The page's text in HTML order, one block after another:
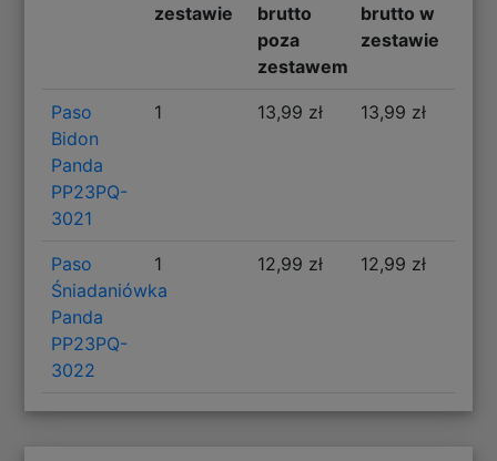
zestawie
brutto
poza
zestawem
brutto w
zestawie
Paso
Bidon
Panda
PP23PQ-
3021
1 13,99 zł 13,99 zł
Paso
Śniadaniówka
Panda
PP23PQ-
3022
1 12,99 zł 12,99 zł